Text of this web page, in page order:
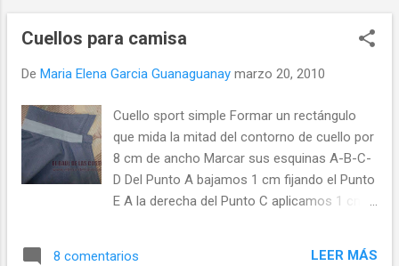
POLÍTICA DE PRIVACIDAD
Cuellos para camisa
De Maria Elena Garcia Guanaguanay marzo 20, 2010
Cuello sport simple Formar un rectángulo
que mida la mitad del contorno de cuello por
8 cm de ancho Marcar sus esquinas A-B-C-
D Del Punto A bajamos 1 cm fijando el Punto
E A la derecha del Punto C aplicamos 1 cm
8 comentarios LEER MÁS